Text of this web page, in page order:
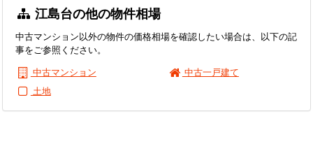
江島台の他の物件相場
中古マンション以外の物件の価格相場を確認したい場合は、以下の記
事をご参照ください。
中古マンション
中古一戸建て
土地